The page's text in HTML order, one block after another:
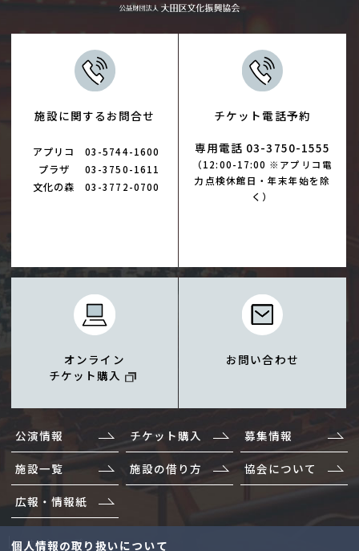
個人情報の取り扱いについて
施設に関するお問合せ
アプリコ 03-5744-1600
プラザ 03-3750-1611
文化の森 03-3772-0700
チケット電話予約
専用電話 03-3750-1555
（12:00-17:00 ※アプリコ電
力点検休館日・年末年始を除
く）
オンライン
チケット購入
お問い合わせ
公演情報 チケット購入 募集情報
施設一覧 施設の借り方 協会について
広報・情報紙
サイトマップ